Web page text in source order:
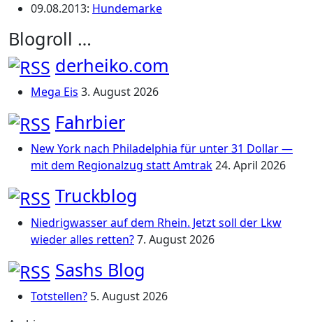
09.08.2013: Hundemarke
Blogroll …
derheiko.com
Mega Eis 3. August 2026
Fahrbier
New York nach Philadelphia für unter 31 Dollar —
mit dem Regionalzug statt Amtrak24. April 2026
Truckblog
Niedrigwasser auf dem Rhein. Jetzt soll der Lkw
wieder alles retten?7. August 2026
Sashs Blog
Totstellen? 5. August 2026